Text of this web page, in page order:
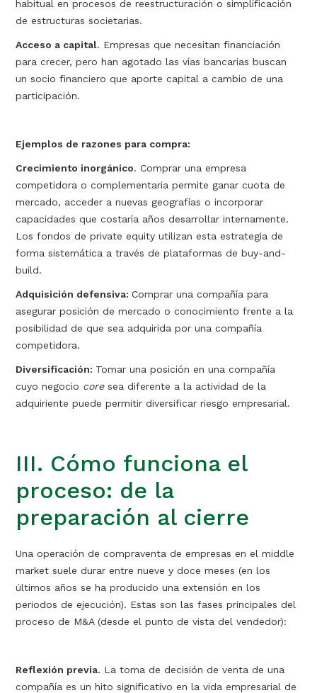
habitual en procesos de reestructuración o simplificación
de estructuras societarias.
Acceso a capital. Empresas que necesitan financiación
para crecer, pero han agotado las vías bancarias buscan
un socio financiero que aporte capital a cambio de una
participación.
Ejemplos de razones para compra:
Crecimiento inorgánico. Comprar una empresa
competidora o complementaria permite ganar cuota de
mercado, acceder a nuevas geografías o incorporar
capacidades que costaría años desarrollar internamente.
Los fondos de private equity utilizan esta estrategia de
forma sistemática a través de plataformas de buy-and-
build.
Adquisición defensiva:Comprar una compañía para
asegurar posición de mercado o conocimiento frente a la
posibilidad de que sea adquirida por una compañía
competidora.
Diversificación: Tomar una posición en una compañía
cuyo negocio coresea diferente a la actividad de la
adquiriente puede permitir diversificar riesgo empresarial.
III. Cómo funciona el
proceso: de la
preparación al cierre
Una operación de compraventa de empresas en el middle
market suele durar entre nueve y doce meses (en los
últimos años se ha producido una extensión en los
periodos de ejecución). Estas son las fases principales del
proceso de M&A (desde el punto de vista del vendedor):
Reflexión previa. La toma de decisión de venta de una
compañía es un hito significativo en la vida empresarial de